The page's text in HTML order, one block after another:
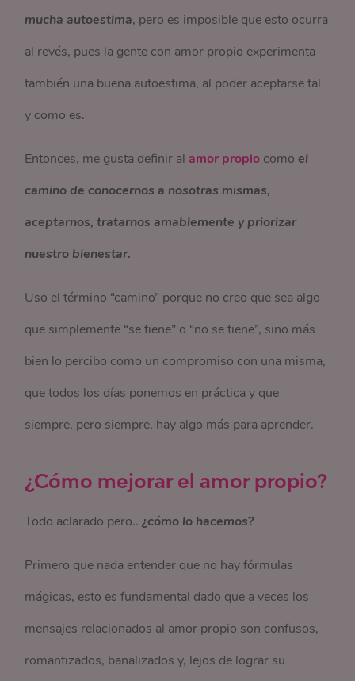
mucha autoestima, pero es imposible que esto ocurra
al revés, pues la gente con amor propio experimenta
también una buena autoestima, al poder aceptarse tal
y como es.
Entonces, me gusta definir al amor propio comoel
camino de conocernos a nosotras mismas,
aceptarnos, tratarnos amablemente y priorizar
nuestro bienestar.
Uso el término “camino” porque no creo que sea algo
que simplemente “se tiene” o “no se tiene”, sino más
bien lo percibo como un compromiso con una misma,
que todos los días ponemos en práctica y que
siempre, pero siempre, hay algo más para aprender.
¿Cómo mejorar el amor propio?
Todo aclarado pero..¿cómo lo hacemos?
Primero que nada entender que no hay fórmulas
mágicas, esto es fundamental dado que a veces los
mensajes relacionados al amor propio son confusos,
romantizados, banalizados y, lejos de lograr su